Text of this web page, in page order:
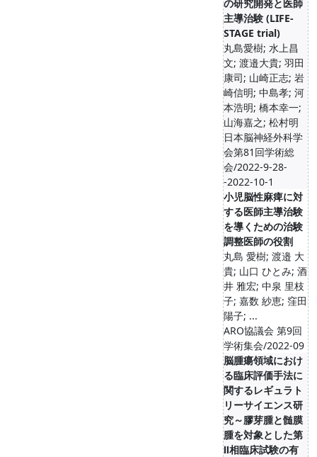
の研究開発と医師
主導治験 (LIFE-
STAGE trial)
丸島愛樹; 水上昌
文; 渡邉大貴; 羽田
康司; 山崎正志; 岩
崎信明; 中島孝; 河
本浩明; 橋本幸一;
山海嘉之; 松村明
日本脳神経外科学
会第81回学術総
会/2022-9-28-
-2022-10-1
小児脳性麻痺に対
する医師主導治験
を導くための治験
調整医師の役割
丸島 愛樹; 渡邉 大
貴; 山口 ひとみ; 酒
井 雅宏; 中泉 里枝
子; 嘉数 紗恵; 窪田
陽子; ...
ARO協議会 第9回
学術集会/2022-09
脳腫瘍領域におけ
る臨床評価手法に
関するレギュラト
リーサイエンス研
究～膠芽腫と髄膜
腫を対象とした第
Ⅱ相臨床試験の有